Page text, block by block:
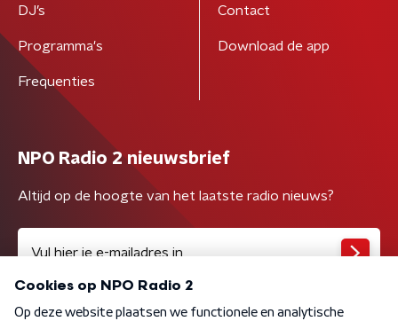
DJ’s
Programma's
Frequenties
Contact
Download de app
NPO Radio 2 nieuwsbrief
Altijd op de hoogte van het laatste radio nieuws?